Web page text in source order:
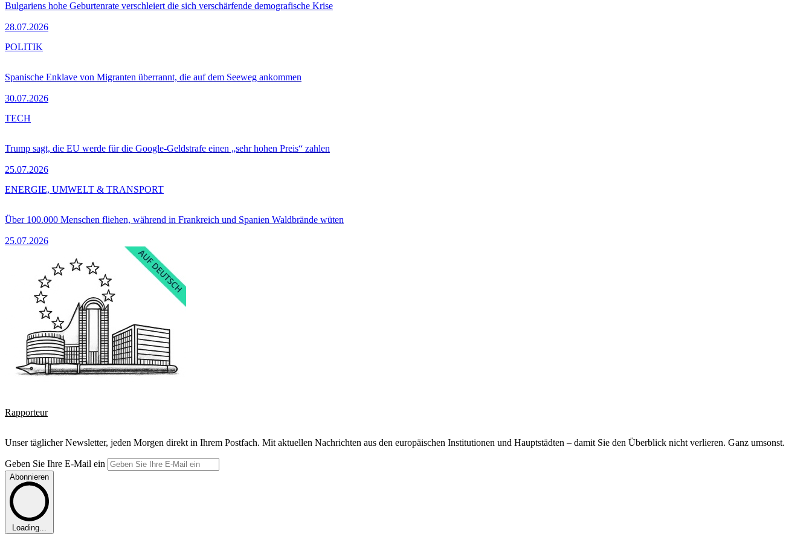
Bulgariens hohe Geburtenrate verschleiert die sich verschärfende demografische Krise
28.07.2026
Spanische Enklave von Migranten überrannt, die auf dem Seeweg ankommen
30.07.2026
POLITIK
Trump sagt, die EU werde für die Google-Geldstrafe einen „sehr hohen Preis“ zahlen
25.07.2026
TECH
Über 100.000 Menschen fliehen, während in Frankreich und Spanien Waldbrände wüten
25.07.2026
ENERGIE, UMWELT & TRANSPORT
Rapporteur
Unser täglicher Newsletter, jeden Morgen direkt in Ihrem Postfach. Mit aktuellen Nachrichten aus den europäischen Institutionen und Hauptstädten – damit Sie den Überblick nicht verlieren. Ganz umsonst.
Geben Sie Ihre E-Mail ein
Abonnieren
Loading...